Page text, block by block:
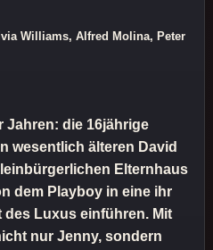
Williams, Alfred Molina, Peter
Jahren: die 16jährige
wesentlich älteren David
Elternhaus
dem Playboy in eine ihr
des Luxus einführen. Mit
nur Jenny, sondern